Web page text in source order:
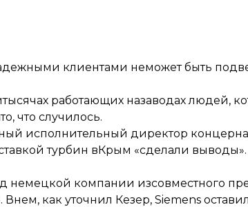
клиентами неможет быть
работающих назаводах людей,
что случилось.
исполнительный директор
турбин вКрым «сделали
немецкой компании изсовместного
как уточнил Кезер, Siemens